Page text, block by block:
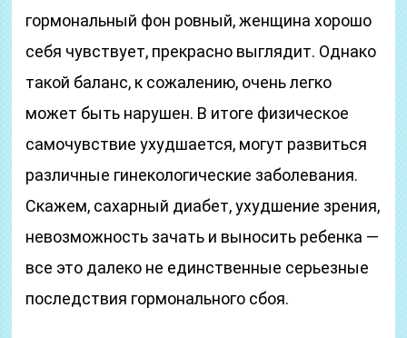
гормональный фон ровный, женщина хорошо
себя чувствует, прекрасно выглядит. Однако
такой баланс, к сожалению, очень легко
может быть нарушен. В итоге физическое
самочувствие ухудшается, могут развиться
различные гинекологические заболевания.
Скажем, сахарный диабет, ухудшение зрения,
невозможность зачать и выносить ребенка —
все это далеко не единственные серьезные
последствия гормонального сбоя.